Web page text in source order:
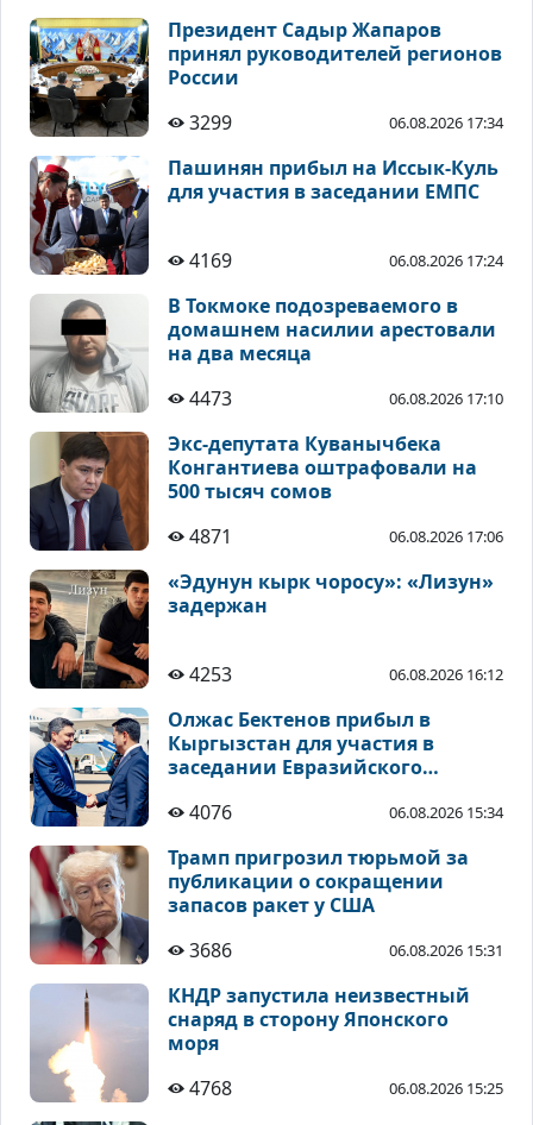
Президент Садыр Жапаров
принял руководителей регионов
России
3299
06.08.2026 17:34
Пашинян прибыл на Иссык-Куль
для участия в заседании ЕМПС
4169 06.08.2026 17:24
В Токмоке подозреваемого в
домашнем насилии арестовали
на два месяца
4473
06.08.2026 17:10
Экс-депутата Куванычбека
Конгантиева оштрафовали на
500 тысяч сомов
4871
06.08.2026 17:06
«Эдунун кырк чоросу»: «Лизун»
задержан
4253 06.08.2026 16:12
Олжас Бектенов прибыл в
Кыргызстан для участия в
заседании Евразийского
4076
06.08.2026 15:34
Трамп пригрозил тюрьмой за
публикации о сокращении
запасов ракет у США
3686
06.08.2026 15:31
КНДР запустила неизвестный
снаряд в сторону Японского
моря
4768
06.08.2026 15:25